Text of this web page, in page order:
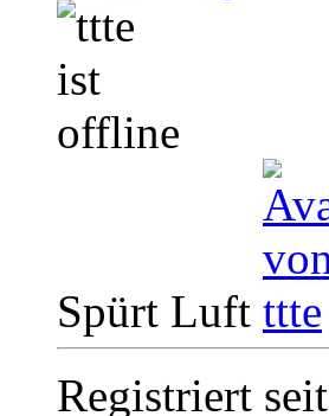
Spürt Luft
Registriert seit